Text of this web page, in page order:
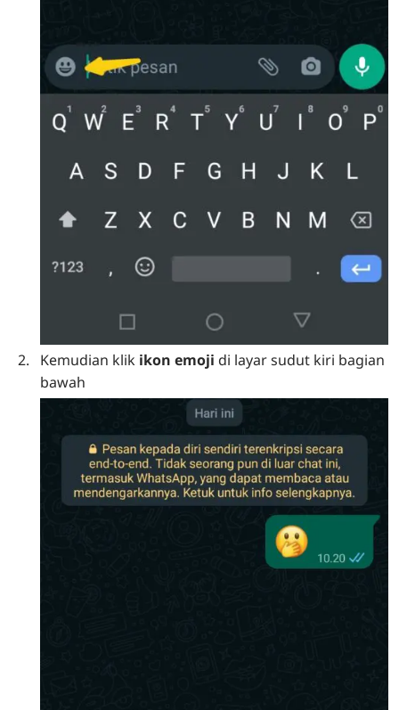
Kemudian klik ikon emoji di layar sudut kiri bagian
bawah